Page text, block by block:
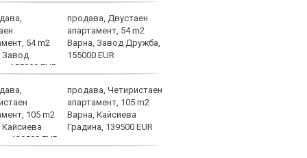
продава, Двустаен
апартамент, 54 m2
Варна, Завод Дружба,
155000 EUR
продава, Четиристаен
апартамент, 105 m2
Варна, Кайсиева
Градина, 139500 EUR